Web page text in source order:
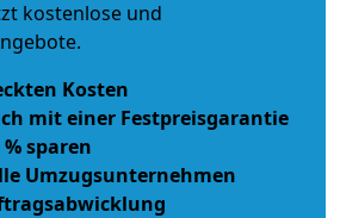
kostenlose und
Kosten
mit einer Festpreisgarantie
sparen
Umzugsunternehmen